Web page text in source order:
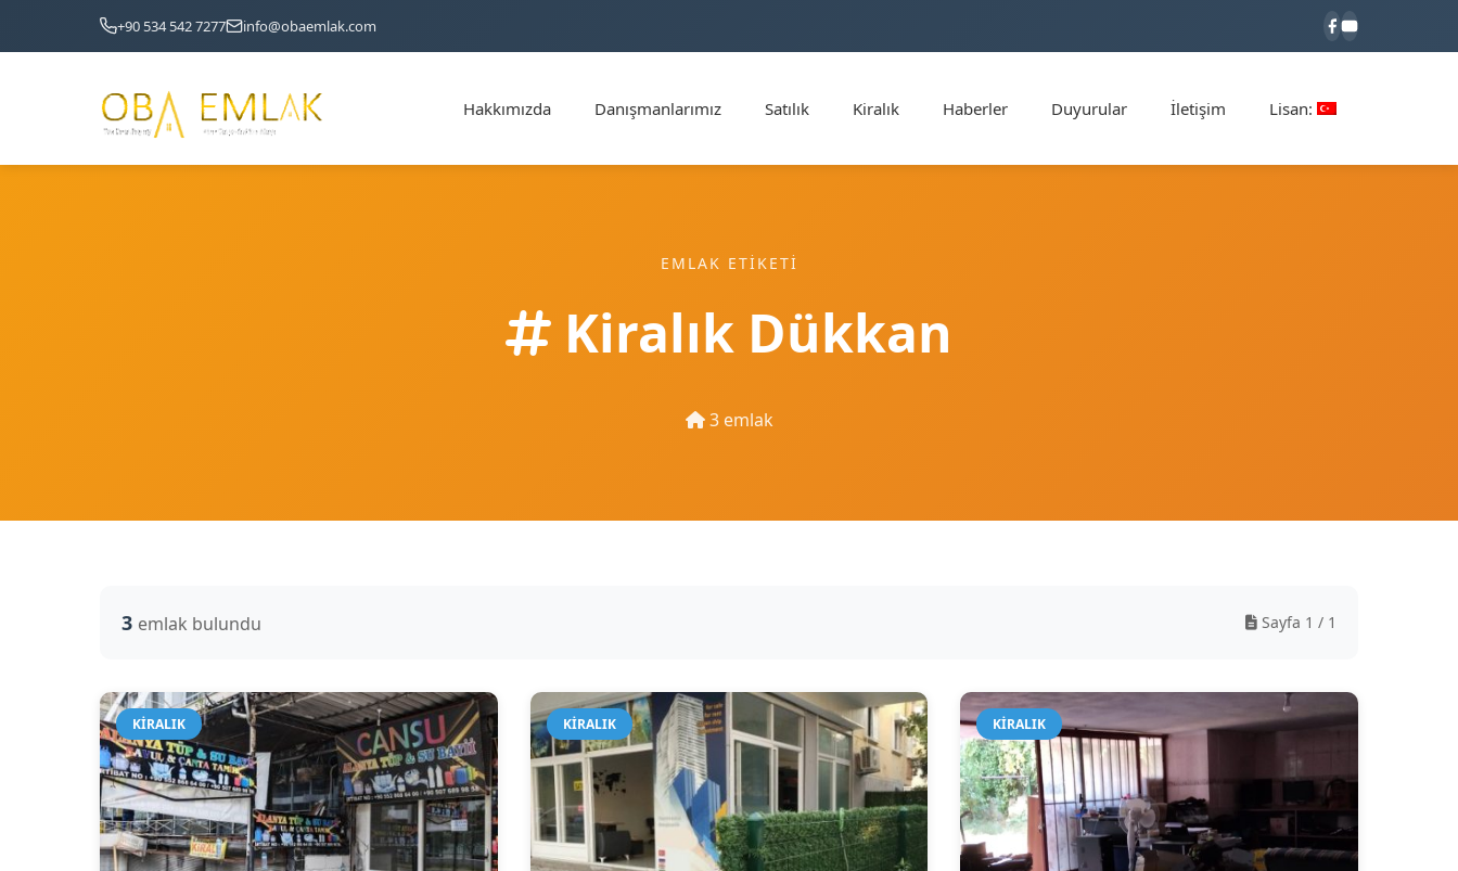
+90 534 542 7277 info@obaemlak.com
Hakkımızda Danışmanlarımız Satılık Kiralık Haberler Duyurular İletişim Lisan:
EMLAK ETIKETI
Kiralık Dükkan
3 emlak
3 emlak bulundu Sayfa 1 / 1
KIRALIK KIRALIK KIRALIK